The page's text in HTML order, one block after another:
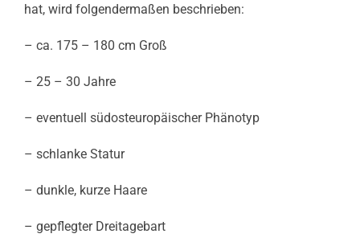
hat, wird folgendermaßen beschrieben:
– ca. 175 – 180 cm Groß
– 25 – 30 Jahre
– eventuell südosteuropäischer Phänotyp
– schlanke Statur
– dunkle, kurze Haare
– gepflegter Dreitagebart